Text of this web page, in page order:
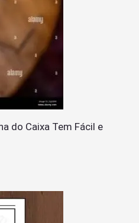
do Caixa Tem Fácil e